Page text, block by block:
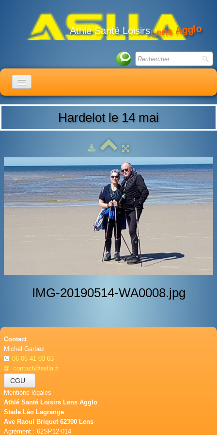
Athlé Santé LoisirsLens Agglo
ACCUEIL
ACTUALITÉS
CALENDRIER
ADHÉSION
CONTACT
DONS
Hardelot le 14 mai
IMG-20190514-WA0008.jpg
Contact
Michel Garbez
06 06 41 03 63
contact@aslla.fr
CGU
Mentions légales
Athlé Santé Loisirs Lens Agglo
Stade Léo Lagrange
Ave Raoul Briquet 62300 Lens
Agrément : 62SP12-014